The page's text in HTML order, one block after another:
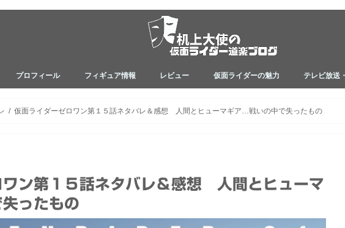
プロフィール フィギュア情報 レビュー 仮面ライダーの魅力 テレビ放送
仮面ライダーゼロワン第１５話ネタバレ＆感想 人間とヒューマギア…戦いの中で失ったもの
ワン第１５話ネタバレ＆感想 人間とヒューマ
ったもの